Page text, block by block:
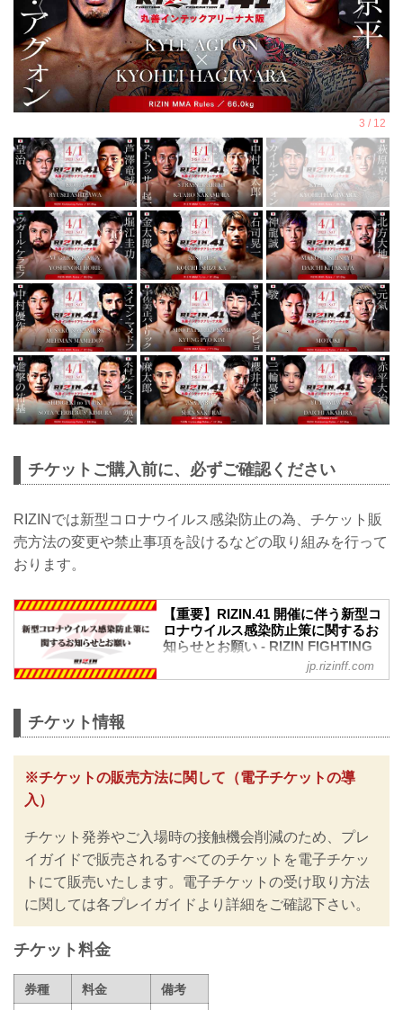
チケットご購入前に、必ずご確認ください
RIZINでは新型コロナウイルス感染防止の為、チケット販
売方法の変更や禁止事項を設けるなどの取り組みを行って
おります。
【重要】RIZIN.41 開催に伴う新型コ
ロナウイルス感染防止策に関するお
知らせとお願い - RIZIN FIGHTING
FEDERATION オフィシャルサイト
RIZINではイベント開催に際し、日本スポ
ーツ協会が作成した「スポーツイベント
の再開に向けた感染拡大予防ガイドライ
ン」に基づき、新型コロナウイルス感染
るなど、新たな取り組みを行いますので
ご案内いたします。
皆さまには大変ご不便をおかけいたしま
すが、安心してご来場・ご観戦いただけ
ますよう努めてまいりますので、何卒ご
理解とご協力のほどよろしくお願いいた
jp.rizinff.com
チケット情報
※チケットの販売方法に関して（電子チケットの導
入）
チケット発券やご入場時の接触機会削減のため、プレ
イガイドで販売されるすべてのチケットを電子チケッ
トにて販売いたします。電子チケットの受け取り方法
に関しては各プレイガイドより詳細をご確認下さい。
チケット料金
券種 料金
備考